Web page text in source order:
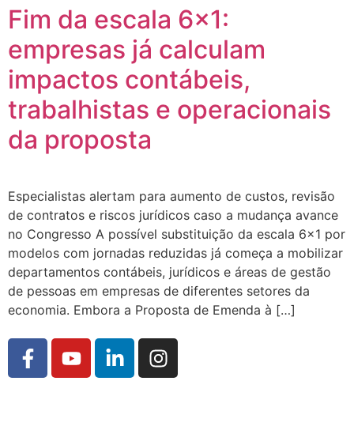
Fim da escala 6×1:
empresas já calculam
impactos contábeis,
trabalhistas e operacionais
da proposta
Especialistas alertam para aumento de custos, revisão
de contratos e riscos jurídicos caso a mudança avance
no Congresso A possível substituição da escala 6×1 por
modelos com jornadas reduzidas já começa a mobilizar
departamentos contábeis, jurídicos e áreas de gestão
de pessoas em empresas de diferentes setores da
economia. Embora a Proposta de Emenda à […]